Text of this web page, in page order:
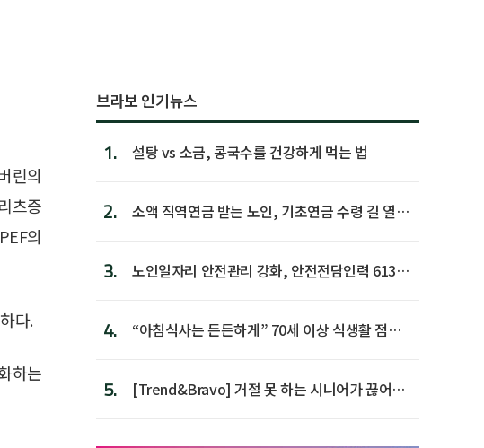
린의
츠증
의
다.
하는
브라보 인기뉴스
1. 설탕 vs 소금, 콩국수를 건강하게 먹는 법
2.
소액 직역연금 받는 노인, 기초연금 수령 길 열린
3.
노인일자리 안전관리 강화, 안전전담인력 613명
4.
“아침식사는 든든하게” 70세 이상 식생활 점수
5.
[Trend&Bravo] 거절 못 하는 시니어가 끊어야